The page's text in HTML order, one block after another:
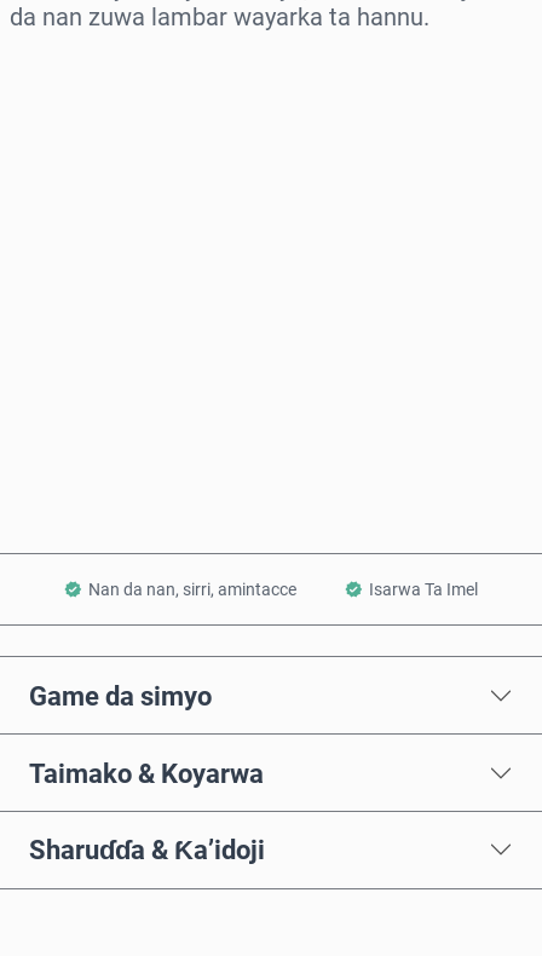
da nan zuwa lambar wayarka ta hannu.
Nan da nan, sirri, amintacce Isarwa Ta Imel
Game da simyo
Taimako & Koyarwa
Sharuɗɗa & Ƙa’idoji